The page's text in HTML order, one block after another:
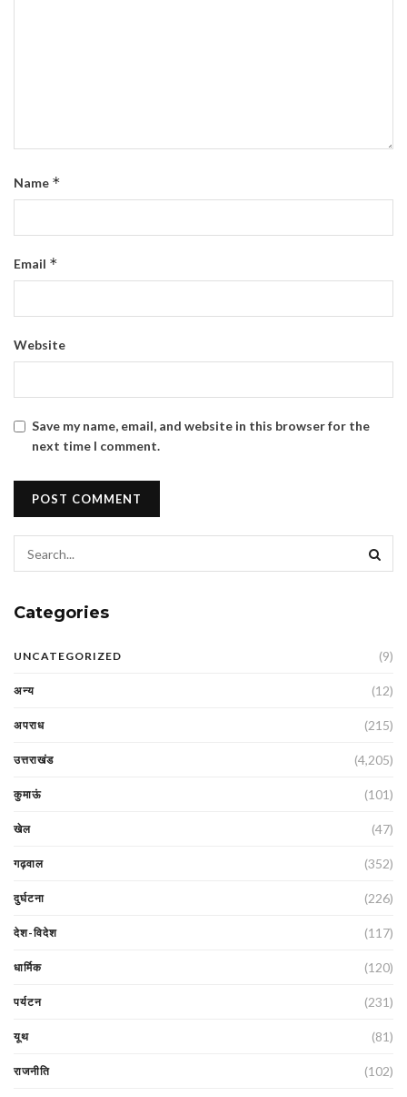
Name *
Email *
Website
Save my name, email, and website in this browser for the
next time I comment.
Categories
UNCATEGORIZED (9)
अन्य (12)
अपराध (215)
उत्तराखंड (4,205)
कुमाऊं (101)
खेल (47)
गढ़वाल (352)
दुर्घटना (226)
देश-विदेश (117)
धार्मिक (120)
पर्यटन (231)
यूथ (81)
राजनीति (102)